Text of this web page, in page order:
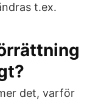
t.ex.
det, varför